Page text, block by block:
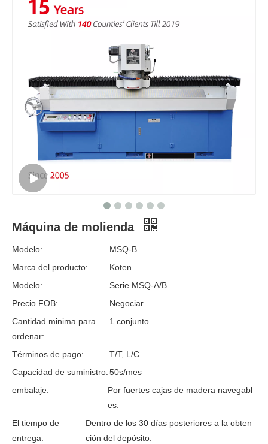
Máquina de molienda
Modelo:
MSQ-B
Marca del producto:
Koten
Modelo:
Serie MSQ-A/B
Precio FOB:
Negociar
Cantidad minima para
ordenar:
1 conjunto
Términos de pago:
T/T, L/C.
Capacidad de suministro:50s/mes
embalaje:
Por fuertes cajas de madera navegabl
es.
El tiempo de
entrega:
Dentro de los 30 días posteriores a la obten
ción del depósito.